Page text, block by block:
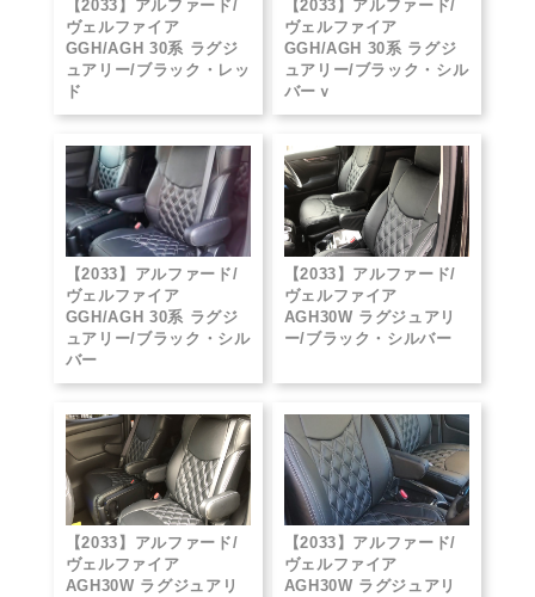
【2033】アルファード/
ヴェルファイア
GGH/AGH 30系 ラグジ
ュアリー/ブラック・レッ
ド
【2033】アルファード/
ヴェルファイア
GGH/AGH 30系 ラグジ
ュアリー/ブラック・シル
バーｖ
【2033】アルファード/
ヴェルファイア
GGH/AGH 30系 ラグジ
ュアリー/ブラック・シル
バー
【2033】アルファード/
ヴェルファイア
AGH30W ラグジュアリ
ー/ブラック・シルバー
【2033】アルファード/
ヴェルファイア
AGH30W ラグジュアリ
【2033】アルファード/
ヴェルファイア
AGH30W ラグジュアリ